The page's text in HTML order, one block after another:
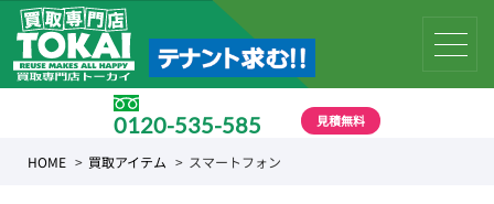
0120-535-585 見積無料
HOME 買取アイテム スマートフォン